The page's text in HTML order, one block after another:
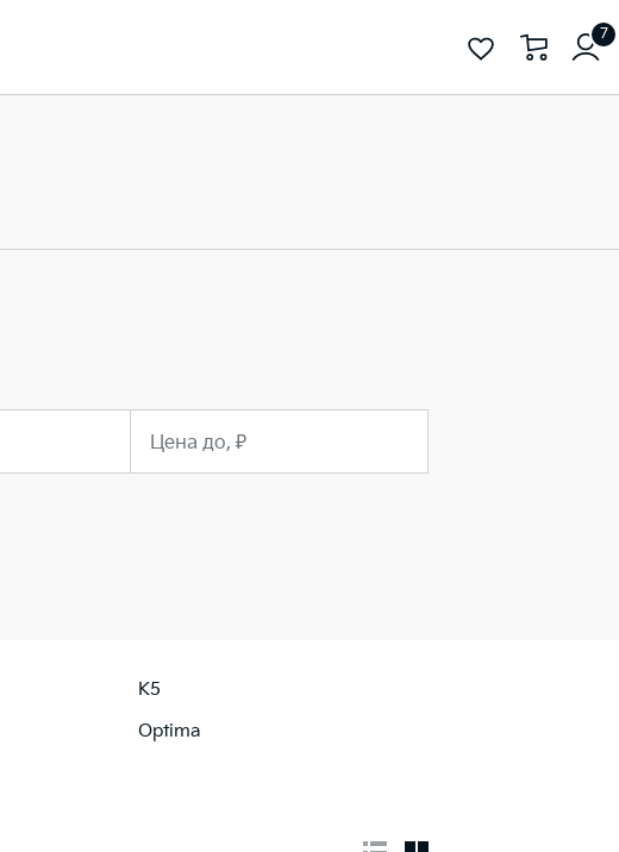
7
Цена до, ₽
K5
Optima